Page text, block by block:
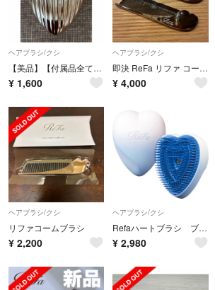
ヘアブラシ/クシ
【美品】【付属品全て有り】リファハートブラシレイ（ローズゴールド）
¥ 1,600
ヘアブラシ/クシ
即決 ReFa リファ コーム ブラシ 2個セット シルバー
¥ 4,000
ヘアブラシ/クシ
リファコームブラシ
¥ 2,200
ヘアブラシ/クシ
Refaハートブラシ ブライダル限定
¥ 2,980